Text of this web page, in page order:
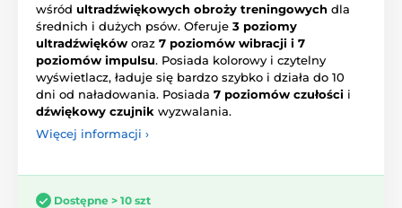
wśród ultradźwiękowych obroży treningowych dla
średnich i dużych psów. Oferuje 3 poziomy
ultradźwięków oraz 7 poziomów wibracji i 7
poziomów impulsu. Posiada kolorowy i czytelny
wyświetlacz, ładuje się bardzo szybko i działa do 10
dni od naładowania. Posiada 7 poziomów czułości i
dźwiękowy czujnik wyzwalania.
Więcej informacji ›
Dostępne > 10 szt